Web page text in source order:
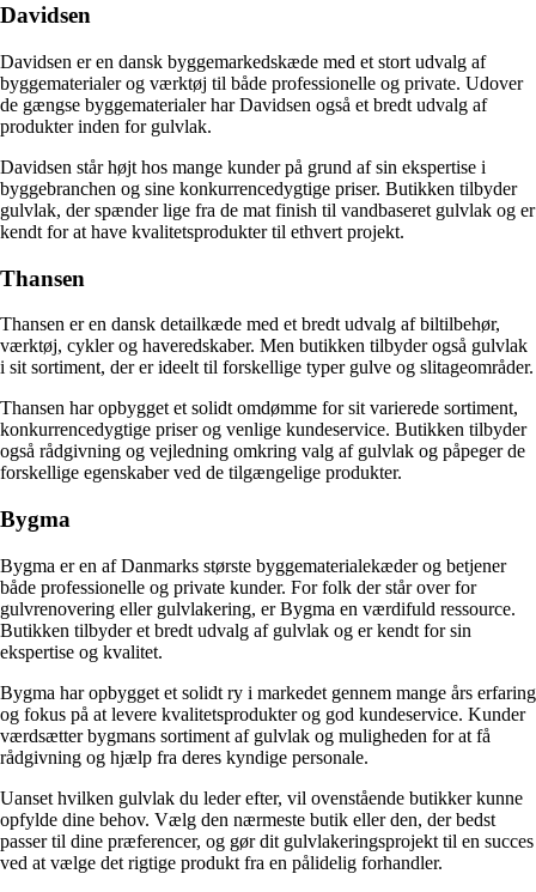
Davidsen
Davidsen er en dansk byggemarkedskæde med et stort udvalg af
byggematerialer og værktøj til både professionelle og private. Udover
de gængse byggematerialer har Davidsen også et bredt udvalg af
produkter inden for gulvlak.
Davidsen står højt hos mange kunder på grund af sin ekspertise i
byggebranchen og sine konkurrencedygtige priser. Butikken tilbyder
gulvlak, der spænder lige fra de mat finish til vandbaseret gulvlak og er
kendt for at have kvalitetsprodukter til ethvert projekt.
Thansen
Thansen er en dansk detailkæde med et bredt udvalg af biltilbehør,
værktøj, cykler og haveredskaber. Men butikken tilbyder også gulvlak
i sit sortiment, der er ideelt til forskellige typer gulve og slitageområder.
Thansen har opbygget et solidt omdømme for sit varierede sortiment,
konkurrencedygtige priser og venlige kundeservice. Butikken tilbyder
også rådgivning og vejledning omkring valg af gulvlak og påpeger de
forskellige egenskaber ved de tilgængelige produkter.
Bygma
Bygma er en af Danmarks største byggematerialekæder og betjener
både professionelle og private kunder. For folk der står over for
gulvrenovering eller gulvlakering, er Bygma en værdifuld ressource.
Butikken tilbyder et bredt udvalg af gulvlak og er kendt for sin
ekspertise og kvalitet.
Bygma har opbygget et solidt ry i markedet gennem mange års erfaring
og fokus på at levere kvalitetsprodukter og god kundeservice. Kunder
værdsætter bygmans sortiment af gulvlak og muligheden for at få
rådgivning og hjælp fra deres kyndige personale.
Uanset hvilken gulvlak du leder efter, vil ovenstående butikker kunne
opfylde dine behov. Vælg den nærmeste butik eller den, der bedst
passer til dine præferencer, og gør dit gulvlakeringsprojekt til en succes
ved at vælge det rigtige produkt fra en pålidelig forhandler.